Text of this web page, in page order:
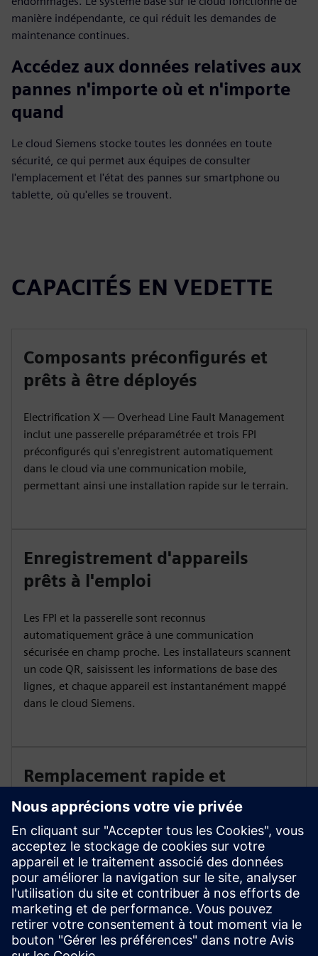
manière indépendante, ce qui réduit les demandes de
maintenance continues.
Accédez aux données relatives aux
pannes n'importe où et n'importe
quand
Le cloud Siemens stocke toutes les données en toute
sécurité, ce qui permet aux équipes de consulter
l'emplacement et l'état des pannes sur smartphone ou
tablette, où qu'elles se trouvent.
CAPACITÉS EN VEDETTE
Composants préconfigurés et
prêts à être déployés
Electrification X — Overhead Line Fault Management
inclut une passerelle préparamétrée et trois FPI
préconfigurés qui s'enregistrent automatiquement
dans le cloud via une communication mobile,
permettant ainsi une installation rapide sur le terrain.
Enregistrement d'appareils
prêts à l'emploi
Les FPI et la passerelle sont reconnus
automatiquement grâce à une communication
sécurisée en champ proche. Les installateurs scannent
un code QR, saisissent les informations de base des
lignes, et chaque appareil est instantanément mappé
dans le cloud Siemens.
Remplacement rapide et
synchronisation des appareils
Changez les indicateurs de défaut en quelques
minutes. La numérisation de l'ancien et du nouveau
code QR met à jour le numéro de série dans le cloud
Siemens, permettant ainsi une continuité fluide sans
reconfigurer le système.